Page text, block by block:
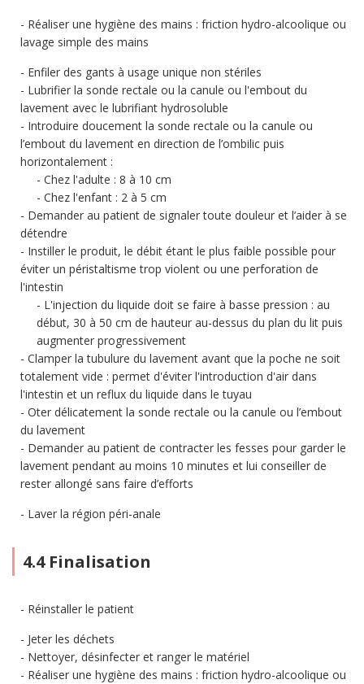
Réaliser une hygiène des mains : friction hydro-alcoolique ou
lavage simple des mains
Enfiler des gants à usage unique non stériles
Lubrifier la sonde rectale ou la canule ou l'embout du
lavement avec le lubrifiant hydrosoluble
Introduire doucement la sonde rectale ou la canule ou
l’embout du lavement en direction de l’ombilic puis
horizontalement :
Chez l'adulte : 8 à 10 cm
Chez l'enfant : 2 à 5 cm
Demander au patient de signaler toute douleur et l’aider à se
détendre
Instiller le produit, le débit étant le plus faible possible pour
éviter un péristaltisme trop violent ou une perforation de
l'intestin
L'injection du liquide doit se faire à basse pression : au
début, 30 à 50 cm de hauteur au-dessus du plan du lit puis
augmenter progressivement
Clamper la tubulure du lavement avant que la poche ne soit
totalement vide : permet d'éviter l'introduction d'air dans
l'intestin et un reflux du liquide dans le tuyau
Oter délicatement la sonde rectale ou la canule ou l’embout
du lavement
Demander au patient de contracter les fesses pour garder le
lavement pendant au moins 10 minutes et lui conseiller de
rester allongé sans faire d’efforts
Laver la région péri-anale
4.4 Finalisation
Réinstaller le patient
Jeter les déchets
Nettoyer, désinfecter et ranger le matériel
Réaliser une hygiène des mains : friction hydro-alcoolique ou